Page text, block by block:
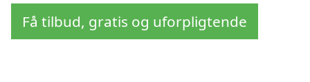
Få tilbud, gratis og uforpligtende